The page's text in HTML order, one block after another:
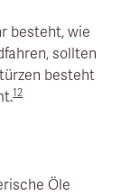
besteht, wie
sollten
besteht
12
Öle